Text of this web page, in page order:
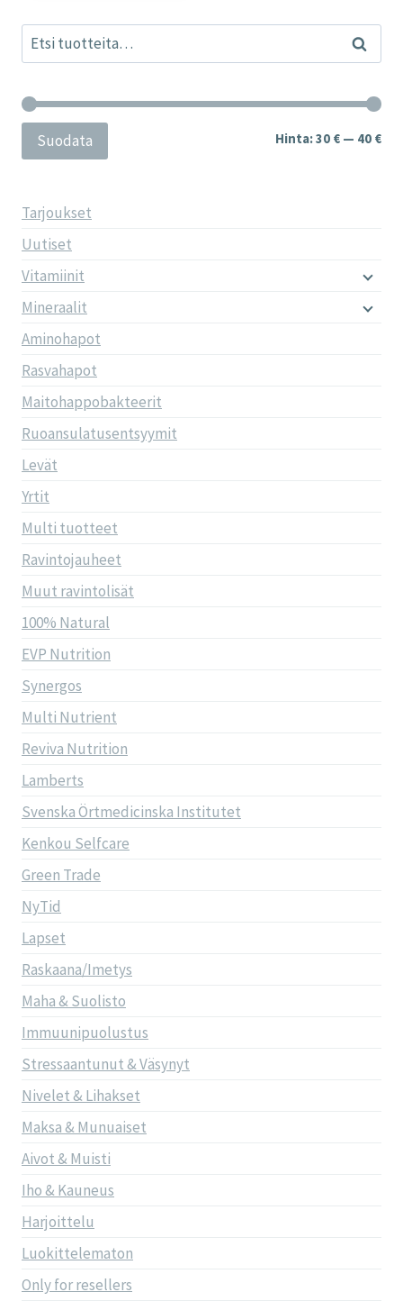
Etsi: Haku
Suodata Hinta:30 € — 40 €
Tarjoukset
Uutiset
Vitamiinit
Mineraalit
Aminohapot
Rasvahapot
Maitohappobakteerit
Ruoansulatusentsyymit
Levät
Yrtit
Multi tuotteet
Ravintojauheet
Muut ravintolisät
100% Natural
EVP Nutrition
Synergos
Multi Nutrient
Reviva Nutrition
Lamberts
Svenska Örtmedicinska Institutet
Kenkou Selfcare
Green Trade
NyTid
Lapset
Raskaana/Imetys
Maha & Suolisto
Immuunipuolustus
Stressaantunut & Väsynyt
Nivelet & Lihakset
Maksa & Munuaiset
Aivot & Muisti
Iho & Kauneus
Harjoittelu
Luokittelematon
Only for resellers